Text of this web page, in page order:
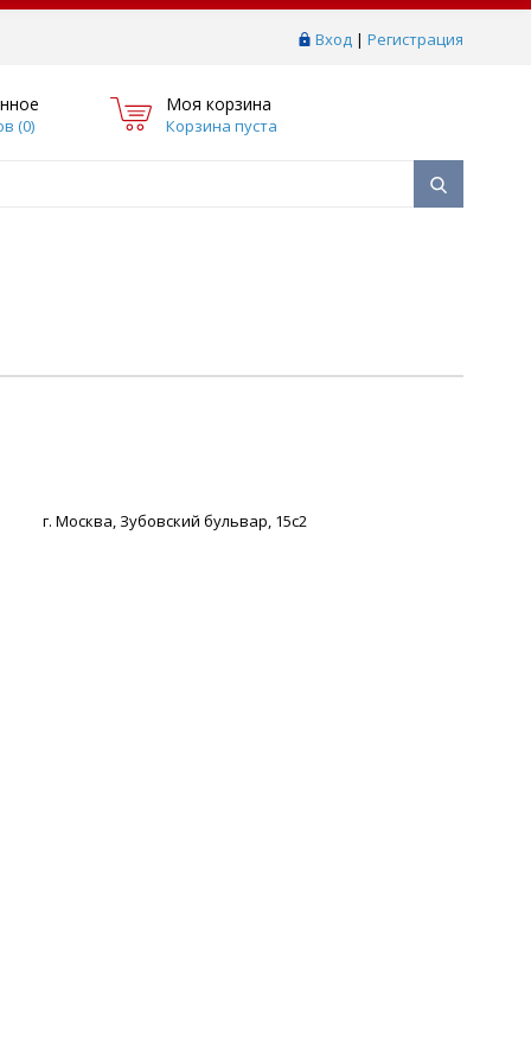
Вход | Регистрация
(0)
Моя корзина
Корзина пуста
г. Москва, Зубовский бульвар, 15с2